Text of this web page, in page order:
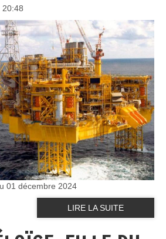
20:48
01 décembre 2024
LIRE LA SUITE